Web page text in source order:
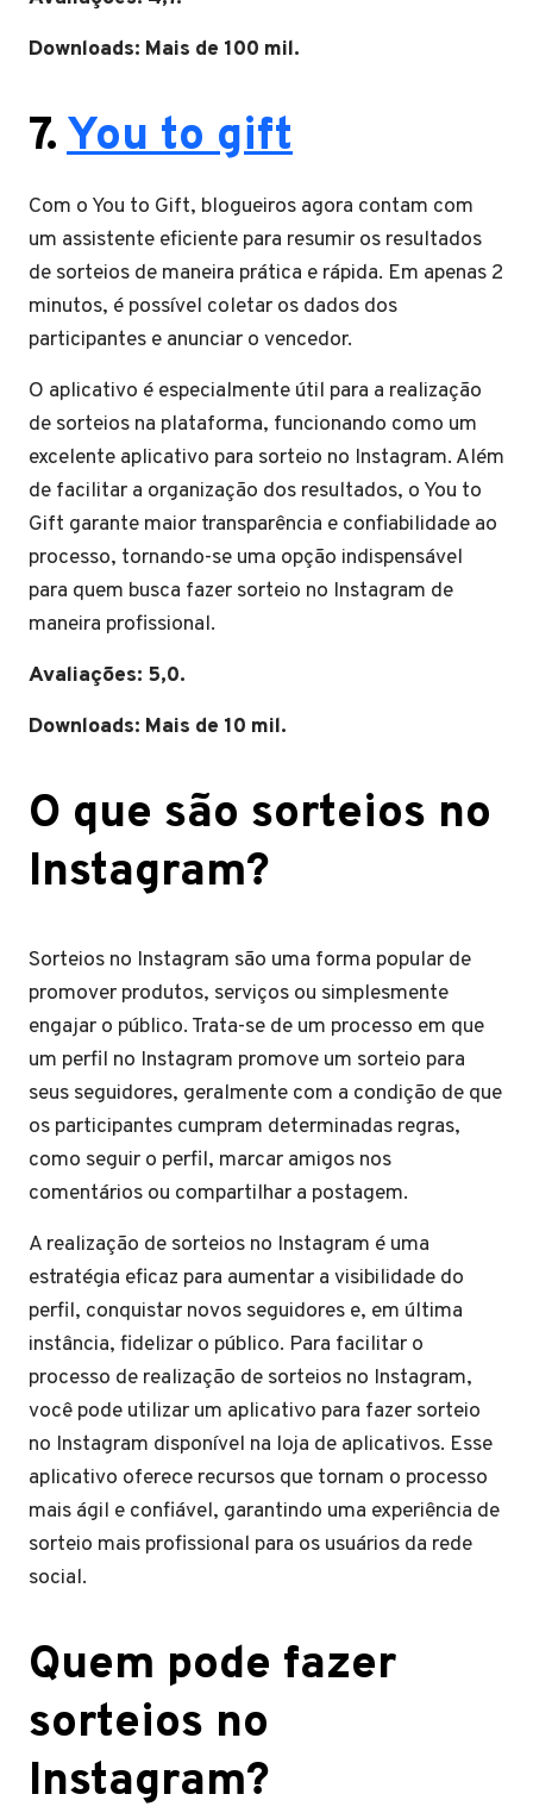
Downloads: Mais de 100 mil.
7.You to gift
Com o You to Gift, blogueiros agora contam com
um assistente eficiente para resumir os resultados
de sorteios de maneira prática e rápida. Em apenas 2
minutos, é possível coletar os dados dos
participantes e anunciar o vencedor.
O aplicativo é especialmente útil para a realização
de sorteios na plataforma, funcionando como um
excelente aplicativo para sorteio no Instagram. Além
de facilitar a organização dos resultados, o You to
Gift garante maior transparência e confiabilidade ao
processo, tornando-se uma opção indispensável
para quem busca fazer sorteio no Instagram de
maneira profissional.
Avaliações: 5,0.
Downloads: Mais de 10 mil.
O que são sorteios no
Instagram?
Sorteios no Instagram são uma forma popular de
promover produtos, serviços ou simplesmente
engajar o público. Trata-se de um processo em que
um perfil no Instagram promove um sorteio para
seus seguidores, geralmente com a condição de que
os participantes cumpram determinadas regras,
como seguir o perfil, marcar amigos nos
comentários ou compartilhar a postagem.
A realização de sorteios no Instagram é uma
estratégia eficaz para aumentar a visibilidade do
perfil, conquistar novos seguidores e, em última
instância, fidelizar o público. Para facilitar o
processo de realização de sorteios no Instagram,
você pode utilizar um aplicativo para fazer sorteio
no Instagram disponível na loja de aplicativos. Esse
aplicativo oferece recursos que tornam o processo
mais ágil e confiável, garantindo uma experiência de
sorteio mais profissional para os usuários da rede
social.
Quem pode fazer
sorteios no
Instagram?